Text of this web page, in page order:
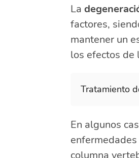
La
factores,
mantener un
los efectos de
Tratamiento
En algunos
columna